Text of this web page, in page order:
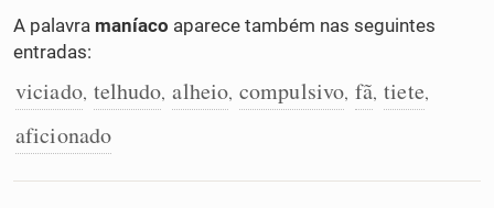
A palavra maníaco aparece também nas seguintes
entradas:
viciado, telhudo, alheio, compulsivo, fã, tiete,
aficionado